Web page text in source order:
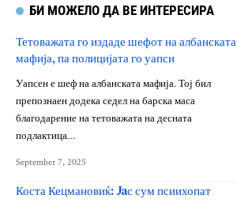
БИ МОЖЕЛО ДА ВЕ ИНТЕРЕСИРА
Тетоважата го издаде шефот на албанската
мафија, па полицијата го уапси
Уапсен е шеф на албанската мафија. Тој бил
препознаен додека седел на барска маса
благодарение на тетоважата на десната
подлактица…
September 7, 2025
Коста Кецмановиќ: Jaс сум псиихопат